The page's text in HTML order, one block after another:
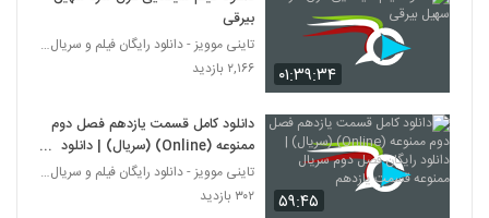
۰۱:۳۹:۳۴
بیرقی
تاینی موویز - دانلود رایگان فیلم و سریال ایرانی جد
۲,۱۶۶ بازدید
۵۹:۴۵
دانلود کامل قسمت یازدهم فصل دوم
ممنوعه (Online) (سریال) | دانلود
رایگان فصل دوم سریال ممنوعه
قسمت یازدهم
تاینی موویز - دانلود رایگان فیلم و سریال ایرانی جد
۳۰۲ بازدید